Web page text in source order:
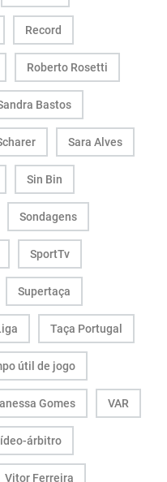
Record
Roberto Rosetti
Bastos
Sara Alves
Sin Bin
Sondagens
SportTv
Supertaça
Taça Portugal
útil de jogo
Gomes VAR
árbitro
Vitor Ferreira